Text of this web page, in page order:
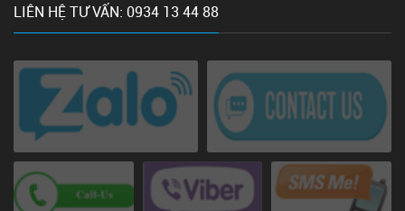
LIÊN HỆ TƯ VẤN: 0934 13 44 88